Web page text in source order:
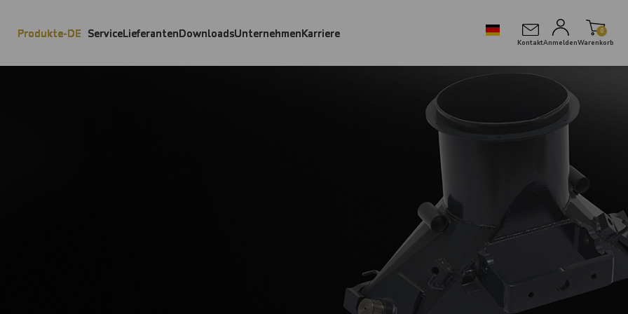
Produkte-DE ServiceLieferantenDownloadsUnternehmenKarriere
KontaktAnmelden
0
Warenkorb